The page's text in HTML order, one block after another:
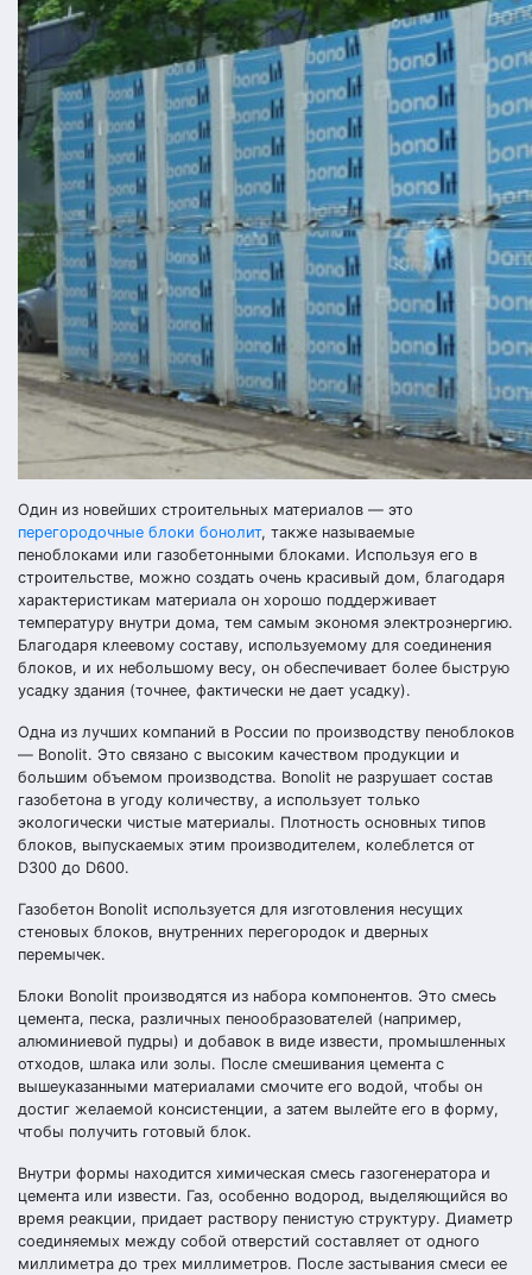
Один из новейших строительных материалов — это
перегородочные блоки бонолит, также называемые
пеноблоками или газобетонными блоками. Используя его в
строительстве, можно создать очень красивый дом, благодаря
характеристикам материала он хорошо поддерживает
температуру внутри дома, тем самым экономя электроэнергию.
Благодаря клеевому составу, используемому для соединения
блоков, и их небольшому весу, он обеспечивает более быструю
усадку здания (точнее, фактически не дает усадку).
Одна из лучших компаний в России по производству пеноблоков
— Bonolit. Это связано с высоким качеством продукции и
большим объемом производства. Bonolit не разрушает состав
газобетона в угоду количеству, а использует только
экологически чистые материалы. Плотность основных типов
блоков, выпускаемых этим производителем, колеблется от
D300 до D600.
Газобетон Bonolit используется для изготовления несущих
стеновых блоков, внутренних перегородок и дверных
перемычек.
Блоки Bonolit производятся из набора компонентов. Это смесь
цемента, песка, различных пенообразователей (например,
алюминиевой пудры) и добавок в виде извести, промышленных
отходов, шлака или золы. После смешивания цемента с
вышеуказанными материалами смочите его водой, чтобы он
достиг желаемой консистенции, а затем вылейте его в форму,
чтобы получить готовый блок.
Внутри формы находится химическая смесь газогенератора и
цемента или извести. Газ, особенно водород, выделяющийся во
время реакции, придает раствору пенистую структуру. Диаметр
соединяемых между собой отверстий составляет от одного
миллиметра до трех миллиметров. После застывания смеси ее